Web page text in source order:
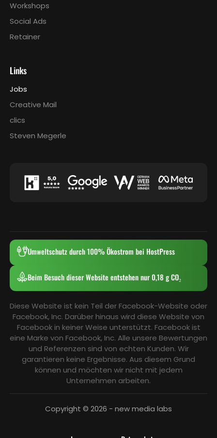
Workshops
Social Ads
Retainer
Links
Jobs
Creative Mail
clics
Steven Megerle
Umweltschutz durch 100% Ökostrom bei HostPress
Beim Besuch dieser Website entstehen nur 0,18 g CO₂
Diese Website ist kein Teil der Facebook-Website oder
Facebook, Inc. Darüber hinaus wird diese Website von
Facebook in keiner Weise unterstützt. Facebook ist
eine Marke von Facebook, Inc. Alle unsere Bewertungen
und Referenzen sind von echten Kunden. Wir
garantieren keine Ergebnisse. Aus diesem Grund
können und möchten wir nicht mit jedem
Unternehmen arbeiten.
Copyright © 2026 - new media labs